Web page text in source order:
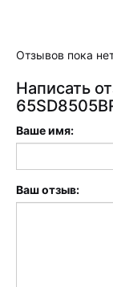
Отзывов пока
Написать
Ваше имя:
Ваш отзыв: